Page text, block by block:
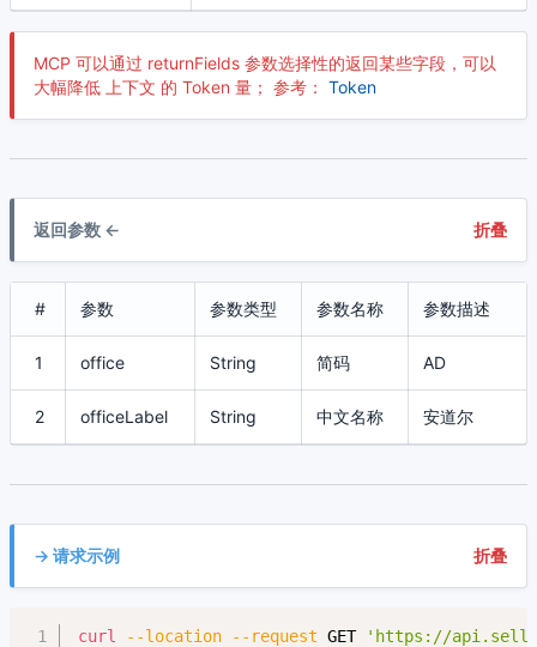
MCP 可以通过 returnFields 参数选择性的返回某些字段，可以
大幅降低 上下文 的 Token 量； 参考： Token
返回参数 <- 折叠
# 参数 参数类型 参数名称 参数描述
1 office String 简码 AD
2 officeLabel String 中文名称 安道尔
-> 请求示例 折叠
curl --location --request GET
'https://
Copy